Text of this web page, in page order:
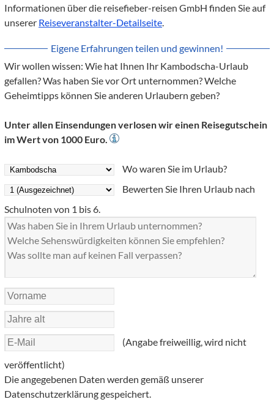
Informationen über die reisefieber-reisen GmbH finden Sie auf
unserer Reiseveranstalter-Detailseite.
Eigene Erfahrungen teilen und gewinnen!
Wir wollen wissen: Wie hat Ihnen Ihr Kambodscha-Urlaub
gefallen? Was haben Sie vor Ort unternommen? Welche
Geheimtipps können Sie anderen Urlaubern geben?
Unter allen Einsendungen verlosen wir einen Reisegutschein
im Wert von 1000 Euro.
Wo waren Sie im Urlaub?
Bewerten Sie Ihren Urlaub nach
Schulnoten von 1 bis 6.
(Angabe freiweillig, wird nicht
veröffentlicht)
Die angegebenen Daten werden gemäß unserer
Datenschutzerklärung gespeichert.